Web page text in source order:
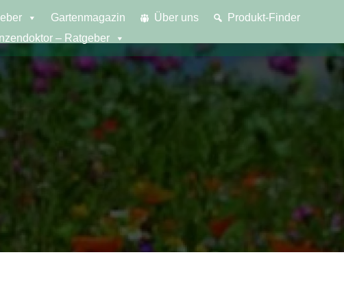
Gartenmagazin Über uns
Produkt-Finder
– Ratgeber